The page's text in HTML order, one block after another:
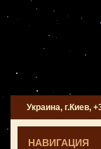
Украина, г.Киев,
НАВИГАЦИЯ